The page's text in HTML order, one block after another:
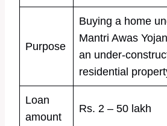
Purpose
Buying a home
Mantri Awas
an under-
residential
Loan
amount
Rs. 2 – 50 lakh